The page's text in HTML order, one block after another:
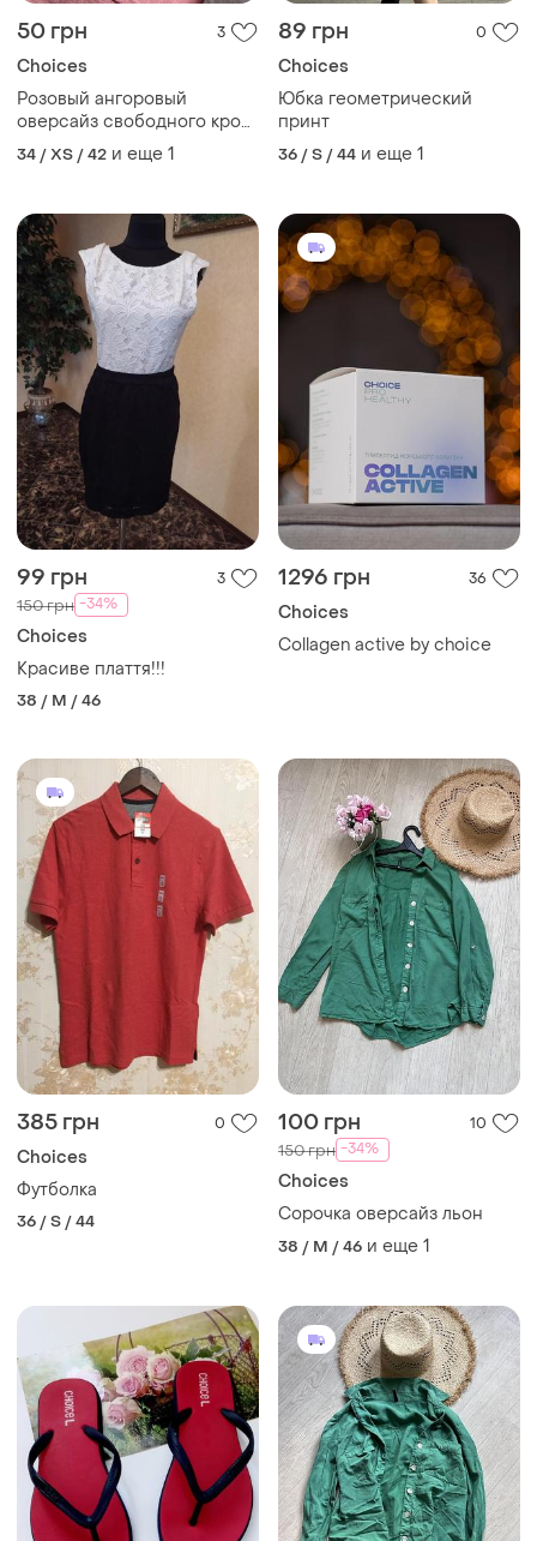
50 грн 3
Choices
Розовый ангоровый
оверсайз свободного кроя
светер,джемпер, мягкий,
теплый, рукав 3/4
34 / XS / 42 и еще 1
89 грн 0
Choices
Юбка геометрический
принт
36 / S / 44 и еще 1
99 грн 3
150 грн -34%
Choices
Красиве плаття!!!
38 / M / 46
1296 грн 36
Choices
Collagen active by choice
385 грн 0
Choices
Футболка
36 / S / 44
100 грн 10
150 грн -34%
Choices
Сорочка оверсайз льон
38 / M / 46 и еще 1